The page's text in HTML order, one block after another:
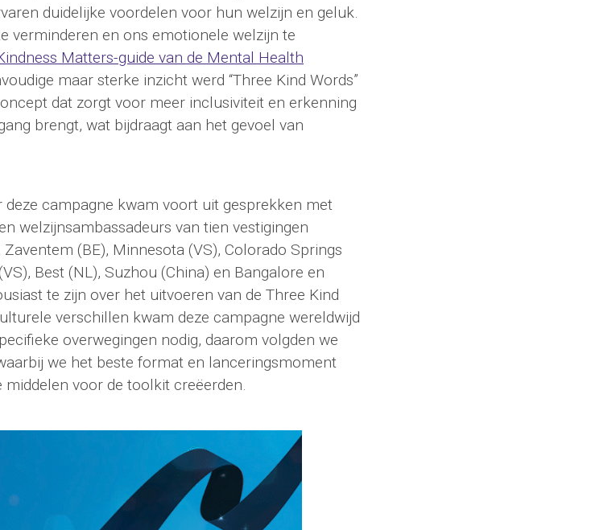
duidelijke voordelen voor hun welzijn en geluk.
verminderen en ons emotionele welzijn te
Matters-guide van de Mental Health
maar sterke inzicht werd “Three Kind Words”
dat zorgt voor meer inclusiviteit en erkenning
brengt, wat bijdraagt aan het gevoel van
campagne kwam voort uit gesprekken met
welzijnsambassadeurs van tien vestigingen
(BE), Minnesota (VS), Colorado Springs
Best (NL), Suzhou (China) en Bangalore en
te zijn over het uitvoeren van de Three Kind
verschillen kwam deze campagne wereldwijd
overwegingen nodig, daarom volgden we
we het beste format en lanceringsmoment
voor de toolkit creëerden.